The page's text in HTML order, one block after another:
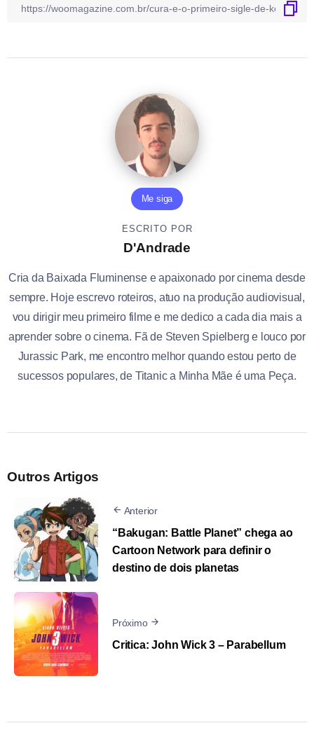
Me siga
ESCRITO POR
D'Andrade
Cria da Baixada Fluminense e apaixonado por cinema desde
sempre. Hoje escrevo roteiros, atuo na produção audiovisual,
vou dirigir meu primeiro filme e me dedico a cada dia mais a
aprender sobre o cinema. Fã de Steven Spielberg e louco por
Jurassic Park, me encontro melhor quando estou perto de
sucessos populares, de Titanic a Minha Mãe é uma Peça.
Outros Artigos
Anterior
“Bakugan: Battle Planet” chega ao
Cartoon Network para definir o
destino de dois planetas
Próximo
Critica: John Wick 3 – Parabellum